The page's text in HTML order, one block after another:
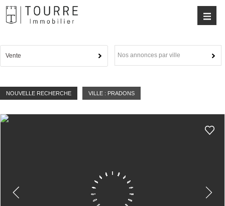
Vente Nos annonces par ville
NOUVELLE RECHERCHE VILLE : PRADONS